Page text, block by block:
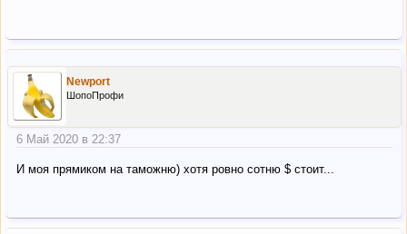
Newport
ШопоПрофи
6 Май 2020 в 22:37
И моя прямиком на таможню) хотя ровно сотню $ стоит...